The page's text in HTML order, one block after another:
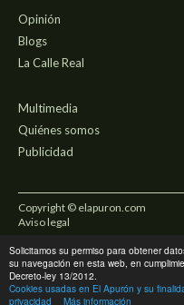
Solicitamos su permiso para obtener
su navegación en esta web, en
Decreto-ley 13/2012.
Cookies usadas en El Apurón y su
privacidad
Más información
Opinión
Blogs
La Calle Real
Multimedia
Quiénes somos
Publicidad
Copyright © elapuron.com
Aviso legal
Política de privacidad
Uso de cookies